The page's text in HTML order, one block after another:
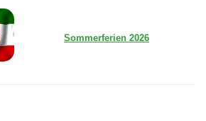
Sommerferien 2026